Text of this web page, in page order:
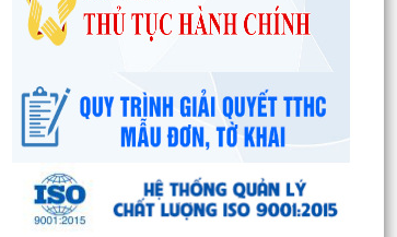
Công văn số 3385/UBND-KT ngày 29/7/2026
của UBND phường v/v công khai Quyết định của
Chủ tịch Ủy...
sau Kỳ họp thường lệ giữa năm 2026 HĐND
thành phố...